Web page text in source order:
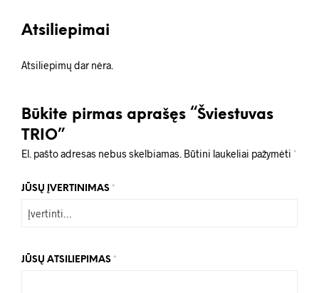
Atsiliepimai
Atsiliepimų dar nėra.
Būkite pirmas aprašęs “Šviestuvas
TRIO”
El. pašto adresas nebus skelbiamas. Būtini laukeliai pažymėti *
JŪSŲ ĮVERTINIMAS *
JŪSŲ ATSILIEPIMAS *